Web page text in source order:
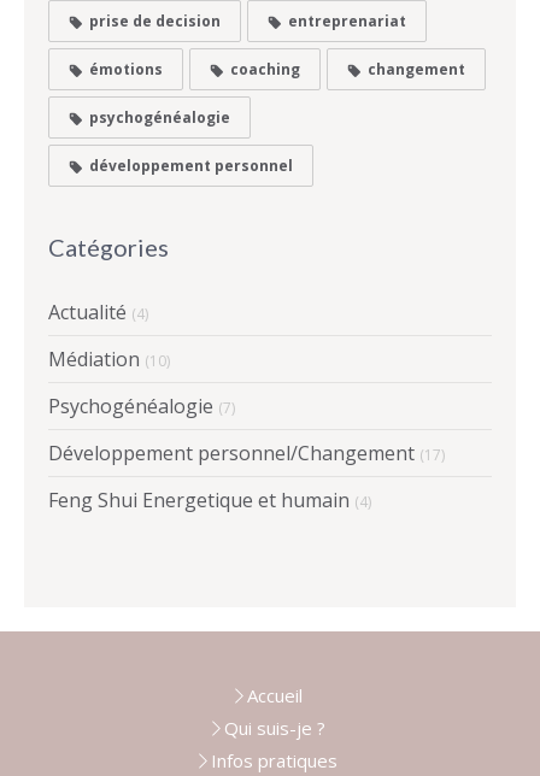
prise de decision entreprenariat
émotions coaching changement
psychogénéalogie
développement personnel
Catégories
Actualité (4)
Médiation (10)
Psychogénéalogie (7)
Développement personnel/Changement (17)
Feng Shui Energetique et humain (4)
Accueil
Qui suis-je ?
Infos pratiques